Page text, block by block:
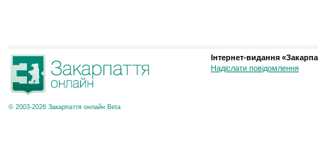
© 2003-2026 Закарпаття онлайн Beta
Інтернет-видання
Надіслати повідомлення